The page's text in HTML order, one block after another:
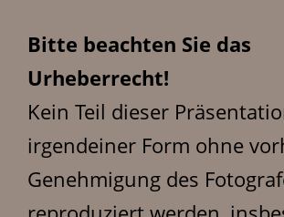
Bitte beachten Sie das
Urheberrecht!
Kein Teil dieser
irgendeiner Form ohne
Genehmigung des